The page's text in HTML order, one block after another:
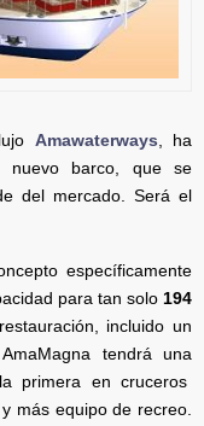
Amawaterways , ha
nuevo barco, que se
del mercado. Será el
específicamente
para tan solo194
incluido un
tendrá una
primera en cruceros
y más equipo de recreo.